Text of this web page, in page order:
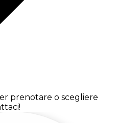
prenotare o scegliere